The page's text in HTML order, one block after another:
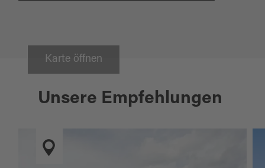
Karte öffnen
Unsere Empfehlungen